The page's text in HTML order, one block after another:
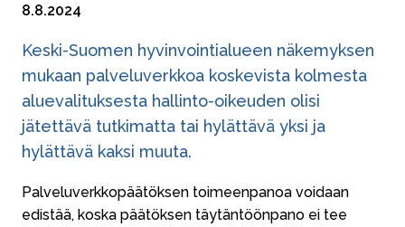
8.8.2024
​​​​​​​Keski-Suomen hyvinvointialueen näkemyksen
mukaan palveluverkkoa koskevista kolmesta
aluevalituksesta hallinto-oikeuden olisi
jätettävä tutkimatta tai hylättävä yksi ja
hylättävä kaksi muuta.
Palveluverkkopäätöksen toimeenpanoa voidaan
edistää, koska päätöksen täytäntöönpano ei tee